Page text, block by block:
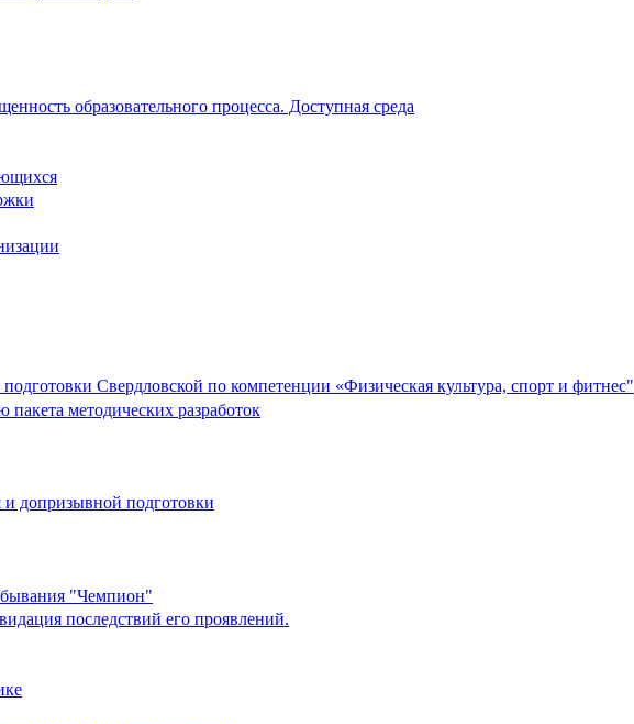
образовательного процесса. Доступная среда
Свердловской по компетенции «Физическая культура, спорт и фитнес"
методических разработок
допризывной подготовки
"Чемпион"
последствий его проявлений.